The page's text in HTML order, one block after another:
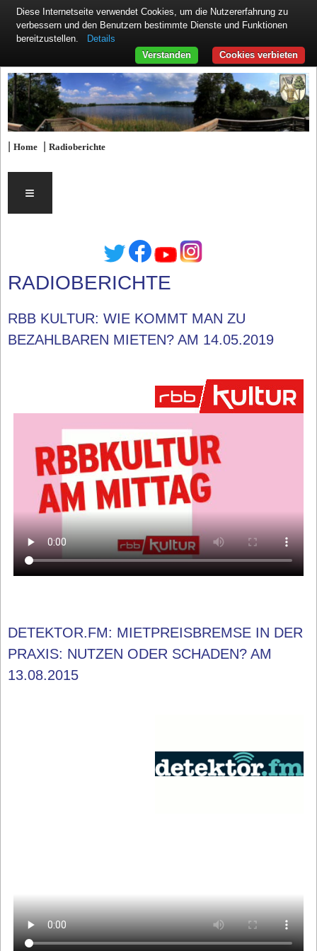
|Home |Radioberichte
≡
RADIOBERICHTE
RBB KULTUR: WIE KOMMT MAN ZU
BEZAHLBAREN MIETEN? AM 14.05.2019
DETEKTOR.FM: MIETPREISBREMSE IN DER
PRAXIS: NUTZEN ODER SCHADEN? AM
13.08.2015
Diese Internetseite verwendet Cookies, um die Nutzererfahrung zu
verbessern und den Benutzern bestimmte Dienste und Funktionen
bereitzustellen.
Details
Cookies verbieten
Verstanden